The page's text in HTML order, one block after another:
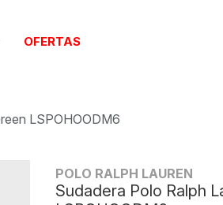
OFERTAS
LSPOHOODM6
POLO RALPH LAUREN
Sudadera Polo Ralph